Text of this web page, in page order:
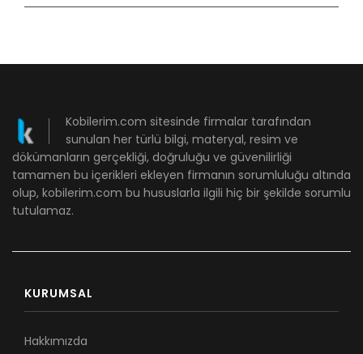
Kobilerim.com sitesinde firmalar tarafından
sunulan her türlü bilgi, materyal, resim ve
dökümanların gerçekliği, doğruluğu ve güvenilirliği
tamamen bu içerikleri ekleyen firmanın sorumluluğu altında
olup, kobilerim.com bu hususlarla ilgili hiç bir şekilde sorumlu
tutulamaz.
KURUMSAL
Hakkımızda